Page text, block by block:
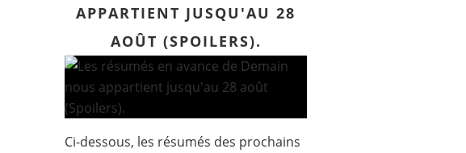
APPARTIENT JUSQU'AU 28
AOÛT (SPOILERS).
Ci-dessous, les résumés des prochains